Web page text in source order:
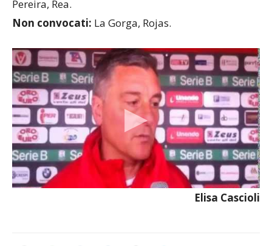
Indisposinibili
Pereira, Rea.
Non convocati:La Gorga, Rojas.